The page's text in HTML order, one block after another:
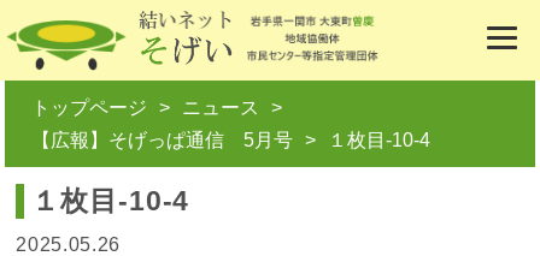
トップページ
ニュース
【広報】そげっぱ通信 5月号
１枚目-10-4
１枚目-10-4
2025.05.26